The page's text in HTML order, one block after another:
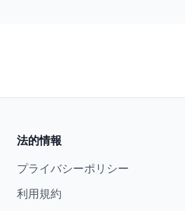
法的情報
プライバシーポリシー
利用規約